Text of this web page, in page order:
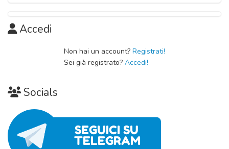
Capitolo 01
Accedi
Non hai un account? Registrati!
Sei già registrato? Accedi!
Socials